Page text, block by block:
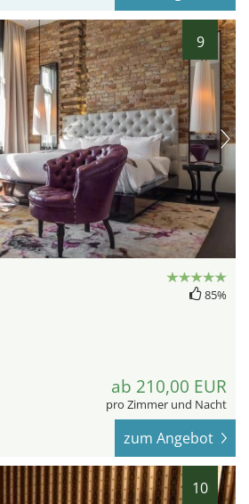
9
85%
ab 210,00 EUR
pro Zimmer und Nacht
zum Angebot
10